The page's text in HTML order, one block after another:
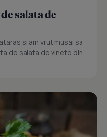
salata de
si am vrut musai sa
de salata de vinete din